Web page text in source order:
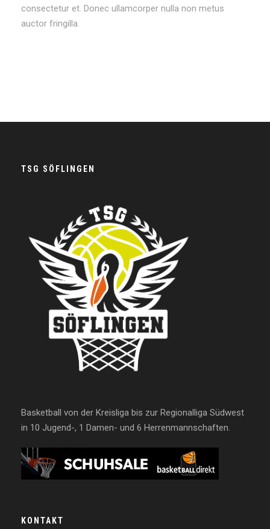
consectetur et. Donec ullamcorper nulla non metus
auctor fringilla.
TSG SÖFLINGEN
Basketball von der Kreisliga bis zur Regionalliga Südwest
in 10 Jugend-, 1 Damen- und 6 Herrenmannschaften.
KONTAKT